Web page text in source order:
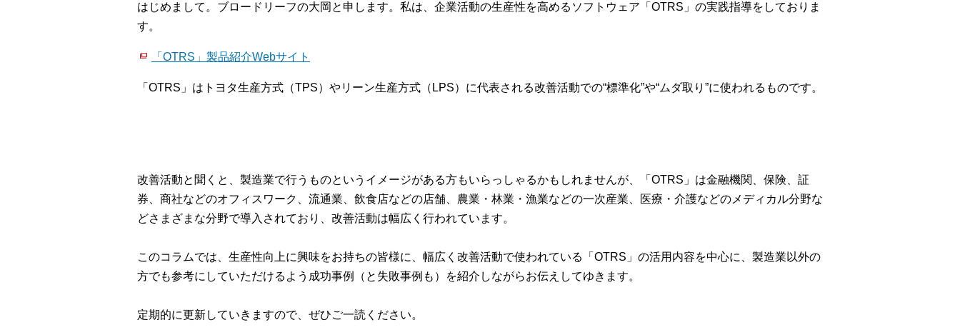
はじめまして。ブロードリーフの大岡と申します。私は、企業活動の生産性を高めるソフトウェア「OTRS」の実践指導をしておりま
す。
「OTRS」製品紹介Webサイト
「OTRS」はトヨタ生産方式（TPS）やリーン生産方式（LPS）に代表される改善活動での“標準化”や“ムダ取り”に使われるものです。
改善活動と聞くと、製造業で行うものというイメージがある方もいらっしゃるかもしれませんが、「OTRS」は金融機関、保険、証
券、商社などのオフィスワーク、流通業、飲食店などの店舗、農業・林業・漁業などの一次産業、医療・介護などのメディカル分野な
どさまざまな分野で導入されており、改善活動は幅広く行われています。
このコラムでは、生産性向上に興味をお持ちの皆様に、幅広く改善活動で使われている「OTRS」の活用内容を中心に、製造業以外の
方でも参考にしていただけるよう成功事例（と失敗事例も）を紹介しながらお伝えしてゆきます。
定期的に更新していきますので、ぜひご一読ください。